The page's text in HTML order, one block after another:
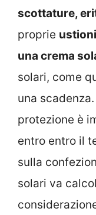
scottature,
proprie
una crema
solari, come
una
protezione è
entro entro il
sulla
solari va